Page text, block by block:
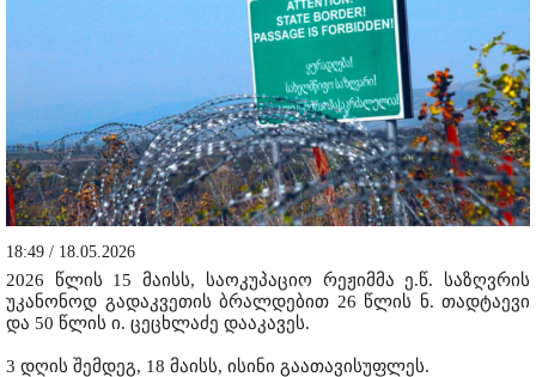
18:49 / 18.05.2026
2026 წლის 15 მაისს, საოკუპაციო რეჟიმმა ე.წ. საზღვრის
უკანონოდ გადაკვეთის ბრალდებით 26 წლის ნ. თადტაევი
და 50 წლის ი. ცეცხლაძე დააკავეს.
3 დღის შემდეგ, 18 მაისს, ისინი გაათავისუფლეს.